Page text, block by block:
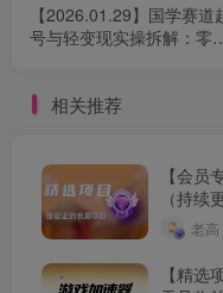
【2026.01.29】国学赛道
号与轻变现实操拆解：零
相关推荐
【会
（持续
老高
【精